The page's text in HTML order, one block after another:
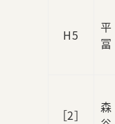
H5
平
冨
［2］
森